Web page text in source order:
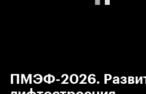
ПМЭФ-2026.